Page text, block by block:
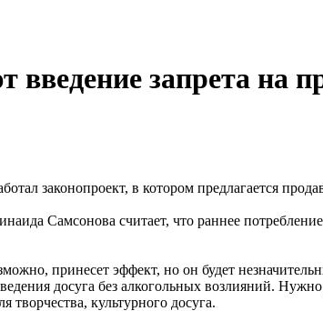
запрета на
законопроект, в котором предлагается
Самсонова считает, что раннее
принесет эффект, но он будет
досуга без алкогольных возлияний.
творчества, культурного досуга.